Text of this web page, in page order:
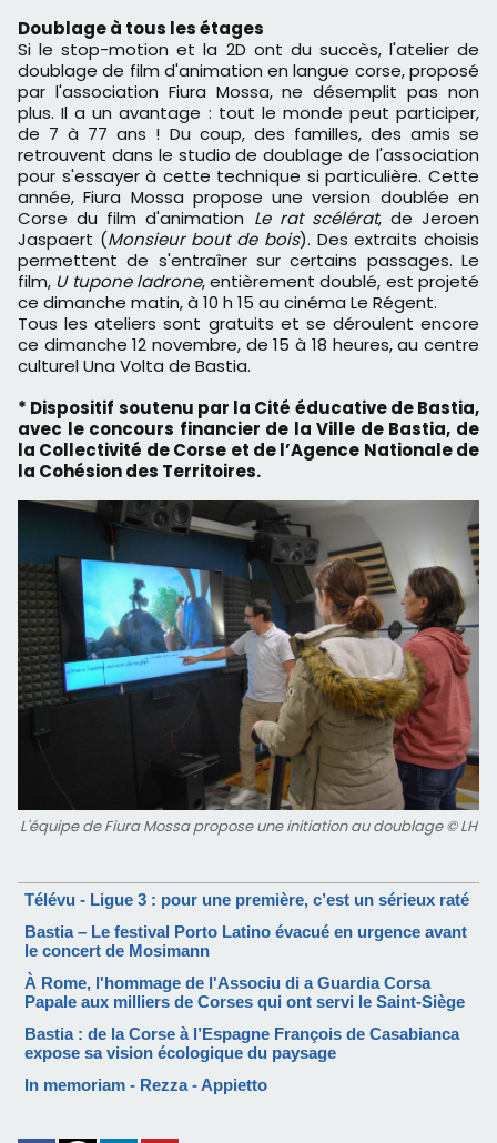
Doublage à tous les étages
Si le stop-motion et la 2D ont du succès, l'atelier de
doublage de film d'animation en langue corse, proposé
par l'association Fiura Mossa, ne désemplit pas non
plus. Il a un avantage : tout le monde peut participer,
de 7 à 77 ans ! Du coup, des familles, des amis se
retrouvent dans le studio de doublage de l'association
pour s'essayer à cette technique si particulière. Cette
année, Fiura Mossa propose une version doublée en
Corse du film d'animation Le rat scélérat, de Jeroen
Jaspaert (Monsieur bout de bois). Des extraits choisis
permettent de s'entraîner sur certains passages. Le
film, U tupone ladrone, entièrement doublé, est projeté
ce dimanche matin, à 10 h 15 au cinéma Le Régent.
Tous les ateliers sont gratuits et se déroulent encore
ce dimanche 12 novembre, de 15 à 18 heures, au centre
culturel Una Volta de Bastia.
* Dispositif soutenu par la Cité éducative de Bastia,
avec le concours financier de la Ville de Bastia, de
la Collectivité de Corse et de l’Agence Nationale de
la Cohésion des Territoires.
L'équipe de Fiura Mossa propose une initiation au doublage © LH
Télévu - Ligue 3 : pour une première, c’est un sérieux raté
Bastia – Le festival Porto Latino évacué en urgence avant
le concert de Mosimann
À Rome, l'hommage de l'Associu di a Guardia Corsa
Papale aux milliers de Corses qui ont servi le Saint-Siège
Bastia : de la Corse à l’Espagne François de Casabianca
expose sa vision écologique du paysage
In memoriam - Rezza - Appietto